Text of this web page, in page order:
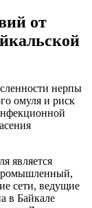
от
нерпы
омуля и риск
является
сети, ведущие
в Байкале